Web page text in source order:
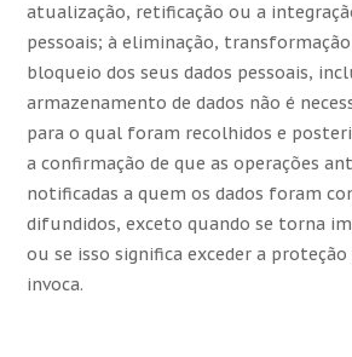
atualização, retificação ou a
pessoais; à eliminação,
bloqueio dos seus dados pessoais,
armazenamento de dados não é
para o qual foram recolhidos e
a confirmação de que as operações
notificadas a quem os dados foram
difundidos, exceto quando se torna
ou se isso significa exceder a
invoca.